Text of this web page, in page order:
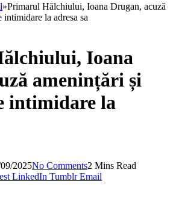
»Primarul Hălchiului, Ioana Drugan, acuză
la adresa sa
Ioana
amenințări și
intimidare la
2025No Comments2 Mins Read
LinkedIn Tumblr Email